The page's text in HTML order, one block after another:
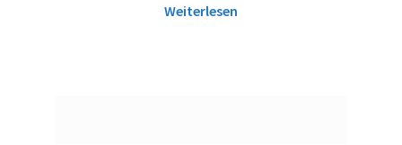
Weiterlesen